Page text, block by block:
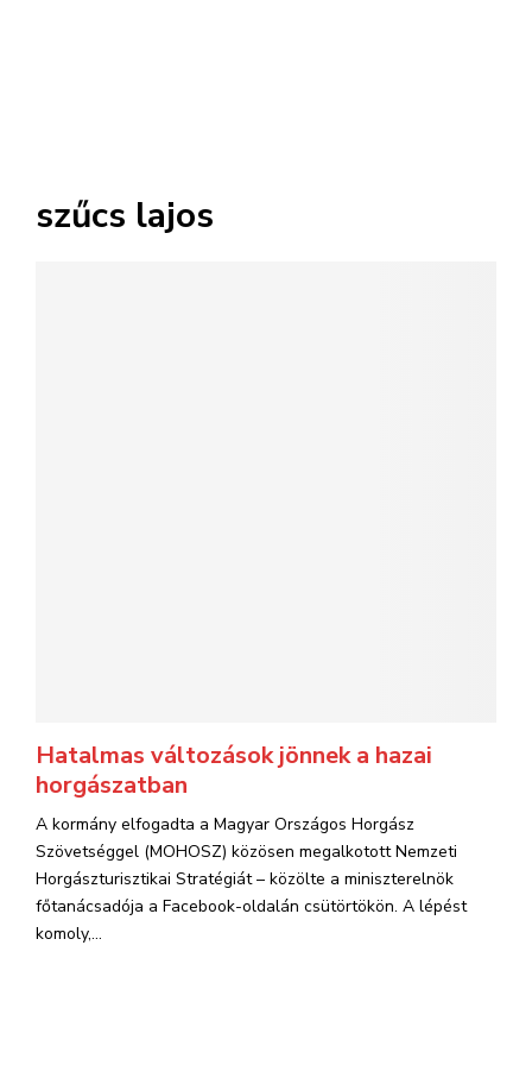
szűcs lajos
Hatalmas változások jönnek a hazai
horgászatban
A kormány elfogadta a Magyar Országos Horgász
Szövetséggel (MOHOSZ) közösen megalkotott Nemzeti
Horgászturisztikai Stratégiát – közölte a miniszterelnök
főtanácsadója a Facebook-oldalán csütörtökön. A lépést
komoly,...